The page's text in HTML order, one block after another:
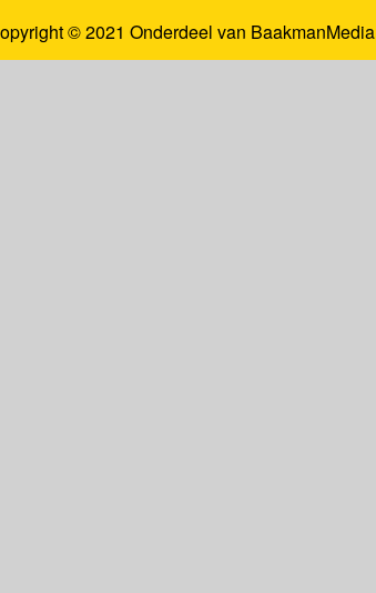
© 2021 Onderdeel van BaakmanMedia